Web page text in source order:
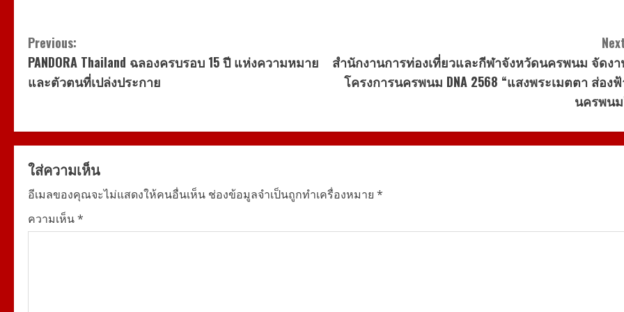
C
o
t
i
n
u
Previous:
PANDORA Thailand ฉลองครบรอบ 15 ปี แห่งความหมาย
และตัวตนที่เปล่งประกาย
สำนักงานการท่องเที่ยวและกีฬาจังหวัดนครพนม จัดง
โครงการนครพนม DNA 2568 “แสงพระเมตตา ส่อง
นครพนม
ใส่ความเห็น
อีเมลของคุณจะไม่แสดงให้คนอื่นเห็น ช่องข้อมูลจำเป็นถูกทำเครื่องหมาย *
ความเห็น*